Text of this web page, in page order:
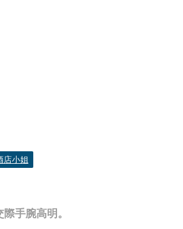
手腕高明。
店小姐